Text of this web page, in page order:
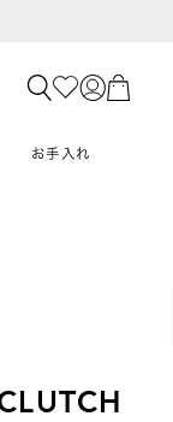
お手入れ